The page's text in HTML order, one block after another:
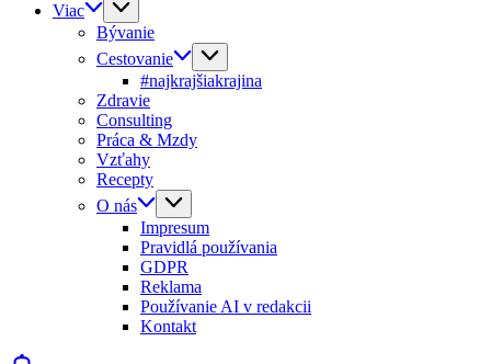
Viac
Bývanie
Cestovanie
#najkrajšiakrajina
Zdravie
Consulting
Práca & Mzdy
Vzťahy
Recepty
O nás
Impresum
Pravidlá používania
GDPR
Reklama
Používanie AI v redakcii
Kontakt